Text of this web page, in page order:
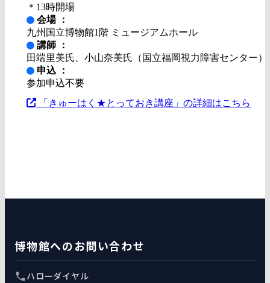
＊13時開場
会場 ：
九州国立博物館1階 ミュージアムホール
講師 ：
田端里美氏、小山奈美氏（国立福岡視力障害センター）
申込 ：
参加申込不要
「きゅーはく★とっておき講座」の詳細はこちら